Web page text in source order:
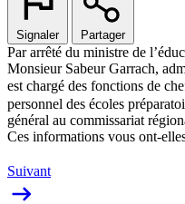
Signaler Partager
Par arrêté du ministre de
Monsieur Sabeur Garrach,
est chargé des fonctions de
personnel des écoles
général au commissariat
Ces informations vous ont-
Suivant